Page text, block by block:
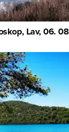
Lav, 06.